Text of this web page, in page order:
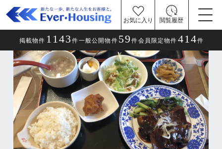
お気に入り 閲覧履歴
掲載物件 1143件一般公開物件 59件会員限定物件 414件